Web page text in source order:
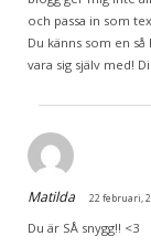
och passa in som
Du känns som en
vara sig själv med!
Matilda 22 februari,
Du är SÅ snygg!! <3